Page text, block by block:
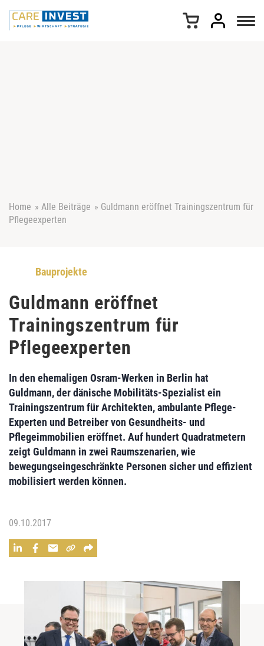
Home » Alle Beiträge » Guldmann eröffnet Trainingszentrum für
Pflegeexperten
Bauprojekte
Guldmann eröffnet
Trainingszentrum für
Pflegeexperten
In den ehemaligen Osram-Werken in Berlin hat
Guldmann, der dänische Mobilitäts-Spezialist ein
Trainingszentrum für Architekten, ambulante Pflege-
Experten und Betreiber von Gesundheits- und
Pflegeimmobilien eröffnet. Auf hundert Quadratmetern
zeigt Guldmann in zwei Raumszenarien, wie
bewegungseingeschränkte Personen sicher und effizient
mobilisiert werden können.
09.10.2017